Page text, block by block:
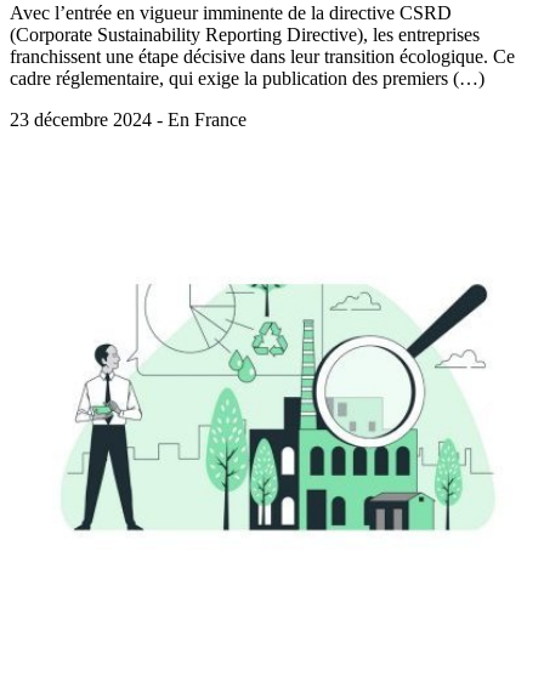
Avec l’entrée en vigueur imminente de la directive CSRD
(Corporate Sustainability Reporting Directive), les entreprises
franchissent une étape décisive dans leur transition écologique. Ce
cadre réglementaire, qui exige la publication des premiers (…)
23 décembre 2024 - En France